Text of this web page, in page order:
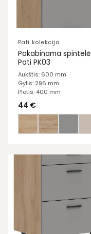
Pati kolekcija
Pakabinama spintelė
Pati PK03
Aukštis: 600 mm
Gylis: 296 mm
Plotis: 400 mm
44 €